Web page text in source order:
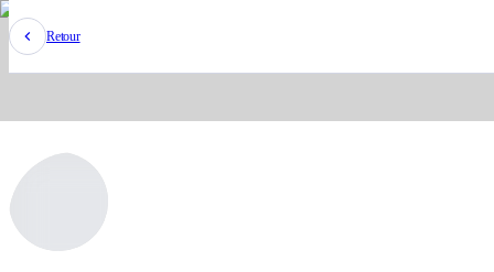
Retour